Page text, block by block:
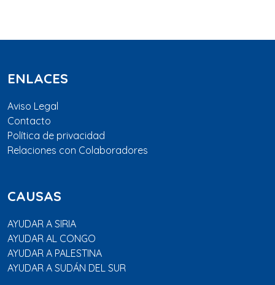
ENLACES
Aviso Legal
Contacto
Política de privacidad
Relaciones con Colaboradores
CAUSAS
AYUDAR A SIRIA
AYUDAR AL CONGO
AYUDAR A PALESTINA
AYUDAR A SUDÁN DEL SUR